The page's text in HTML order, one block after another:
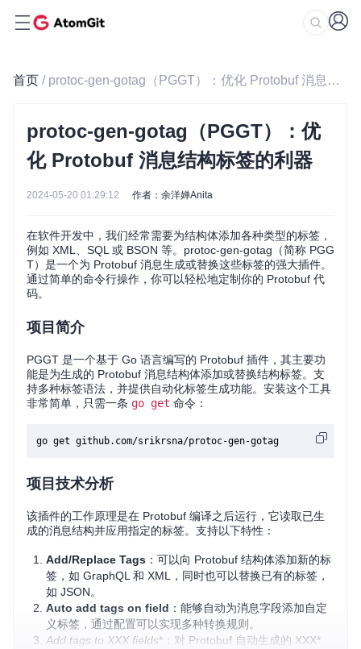
首页 / protoc-gen-gotag（PGGT）：优化 Protobuf 消息结构标签的利器
protoc-gen-gotag（PGGT）：优
化 Protobuf 消息结构标签的利器
2024-05-20 01:29:12 作者：余洋婵Anita
在软件开发中，我们经常需要为结构体添加各种类型的标签，
例如 XML、SQL 或 BSON 等。protoc-gen-gotag（简称 PGG
T）是一个为 Protobuf 消息生成或替换这些标签的强大插件。
通过简单的命令行操作，你可以轻松地定制你的 Protobuf 代
码。
项目简介
PGGT 是一个基于 Go 语言编写的 Protobuf 插件，其主要功
能是为生成的 Protobuf 消息结构体添加或替换结构标签。支
持多种标签语法，并提供自动化标签生成功能。安装这个工具
非常简单，只需一条 go get 命令：
项目技术分析
该插件的工作原理是在 Protobuf 编译之后运行，它读取已生
成的消息结构并应用指定的标签。支持以下特性：
Add/Replace Tags ：可以向 Protobuf 结构体添加新的标
签，如 GraphQL 和 XML，同时也可以替换已有的标签，
如 JSON。
Auto add tags on field ：能够自动为消息字段添加自定
义标签，通过配置可以实现多种转换规则。
Add tags to XXX fields*：对 Protobuf 自动生成的 XXX*